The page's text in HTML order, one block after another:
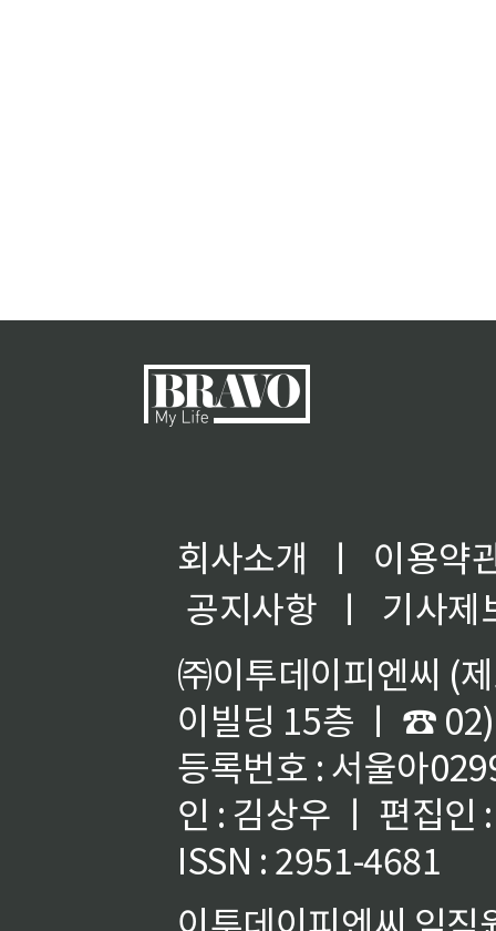
회사소개 ㅣ
이용약
공지사항
ㅣ
기사제
㈜이투데이피엔씨 (
이빌딩 15층 ㅣ ☎
등록번호 : 서울아
인 : 김상우 ㅣ 편집인
ISSN : 2951-4681